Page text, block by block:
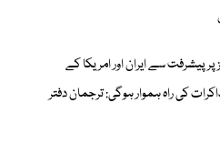
پر پیشرفت سے ایران اور امریکا کے
کی راہ ہموار ہوگی: ترجمان دفتر